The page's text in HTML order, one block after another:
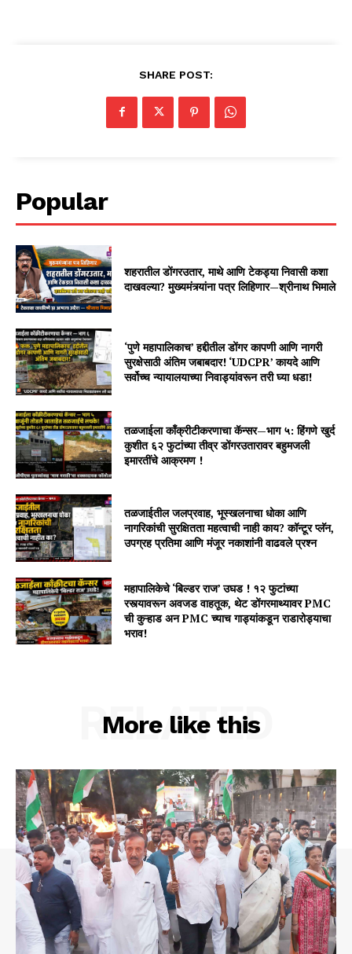
SHARE POST:
Popular
शहरातील डोंगरउतार, माथे आणि टेकड्या निवासी कशा
दाखवल्या? मुख्यमंत्र्यांना पत्र लिहिणार—श्रीनाथ भिमाले
‘पुणे महापालिकाच’ हद्दीतील डोंगर कापणी आणि नागरी
सुरक्षेसाठी अंतिम जबाबदार! ‘UDCPR’ कायदे आणि
सर्वोच्च न्यायालयाच्या निवाड्यांवरून तरी घ्या धडा!
तळजाईला काँक्रीटीकरणाचा कॅन्सर—भाग ५: हिंगणे खुर्द
कुशीत ६२ फुटांच्या तीव्र डोंगरउतारावर बहुमजली
इमारतींचे आक्रमण !
तळजाईतील जलप्रवाह, भूस्खलनाचा धोका आणि
नागरिकांची सुरक्षितता महत्वाची नाही काय? कॉन्टूर प्लॅन,
उपग्रह प्रतिमा आणि मंजूर नकाशांनी वाढवले प्रश्न
महापालिकेचे ‘बिल्डर राज’ उघड ! १२ फुटांच्या
रस्त्यावरून अवजड वाहतूक, थेट डोंगरमाथ्यावर PMC
ची कुऱ्हाड अन PMC च्याच गाड्यांकडून राडारोड्याचा
भराव!
More like this
RELATED